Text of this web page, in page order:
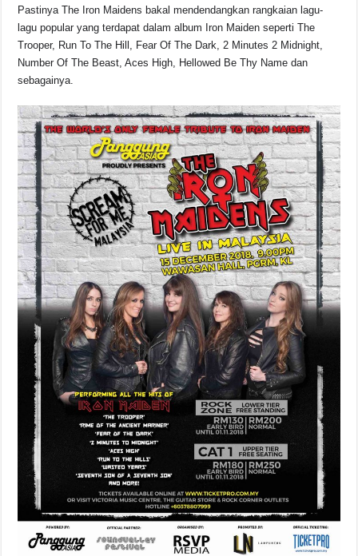
Pastinya The Iron Maidens bakal mendendangkan rangkaian lagu-
lagu popular yang terdapat dalam album Iron Maiden seperti The
Trooper, Run To The Hill, Fear Of The Dark, 2 Minutes 2 Midnight,
Number Of The Beast, Aces High, Hellowed Be Thy Name dan
sebagainya.